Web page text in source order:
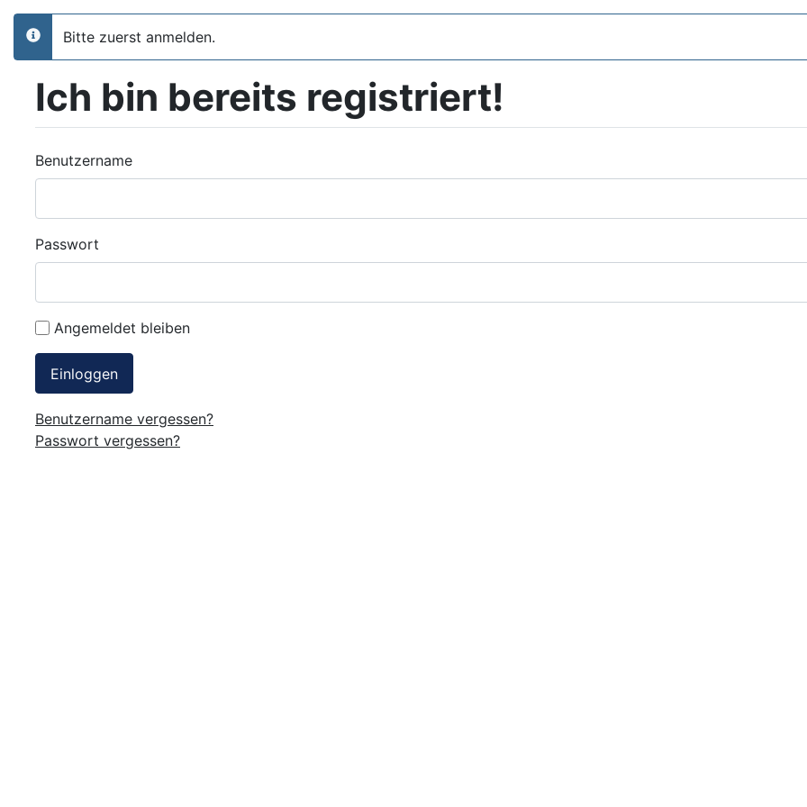
info
Bitte zuerst anmelden.
Ich bin bereits registriert!
Benutzername
Passwort
Angemeldet bleiben
Einloggen
Benutzername vergessen?
Passwort vergessen?